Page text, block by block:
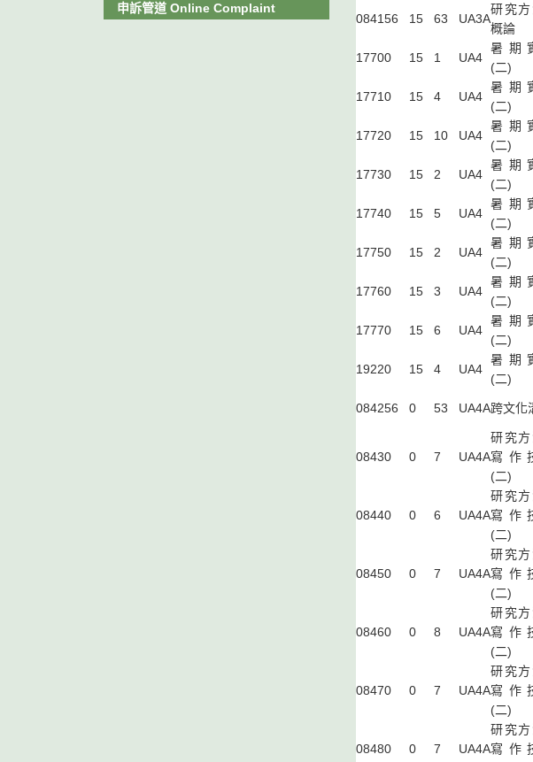
申訴管道 Online Complaint
084156 15 63 UA3A
研究
概論
17700 15 1 UA4
暑期
(二)
17710 15 4 UA4
暑期
(二)
17720 15 10 UA4
暑期
(二)
17730 15 2 UA4
暑期
(二)
17740 15 5 UA4
暑期
(二)
17750 15 2 UA4
暑期
(二)
17760 15 3 UA4
暑期
(二)
17770 15 6 UA4
暑期
(二)
19220 15 4 UA4
暑期
(二)
084256 0 53 UA4A跨文化
08430 0 7 UA4A
研究
寫作
(二)
08440 0 6 UA4A
研究
寫作
(二)
08450 0 7 UA4A
研究
寫作
(二)
08460 0 8 UA4A
研究
寫作
(二)
08470 0 7 UA4A
研究
寫作
(二)
08480 0 7 UA4A
研究
寫作